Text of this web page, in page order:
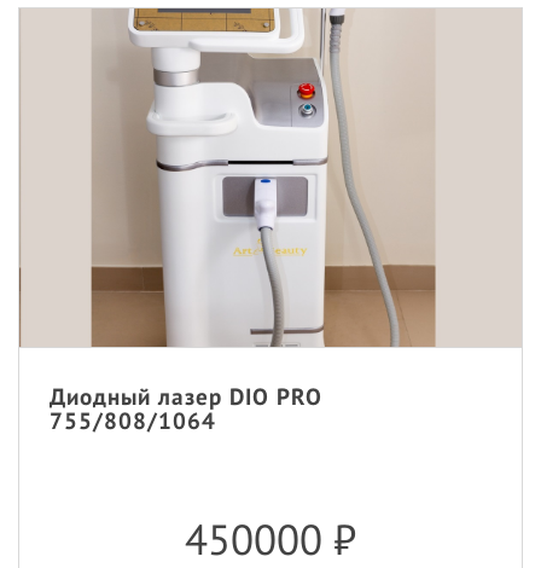
Диодный лазер DIO PRO
755/808/1064
450000 ₽